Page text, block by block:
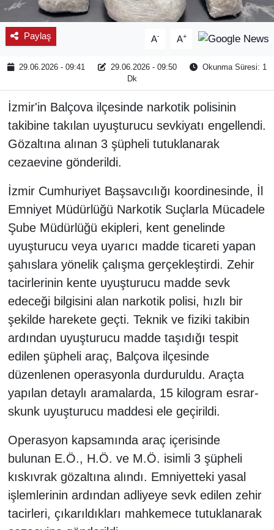
Paylaş A- A+
29.06.2026 - 09:41 29.06.2026 - 09:50
Okunma Süresi: 1
Dk
İzmir'in Balçova ilçesinde narkotik polisinin
takibine takılan uyuşturucu sevkiyatı engellendi.
Gözaltına alınan 3 şüpheli tutuklanarak
cezaevine gönderildi.
İzmir Cumhuriyet Başsavcılığı koordinesinde, İl
Emniyet Müdürlüğü Narkotik Suçlarla Mücadele
Şube Müdürlüğü ekipleri, kent genelinde
uyuşturucu veya uyarıcı madde ticareti yapan
şahıslara yönelik çalışma gerçekleştirdi. Zehir
tacirlerinin kente uyuşturucu madde sevk
edeceği bilgisini alan narkotik polisi, hızlı bir
şekilde harekete geçti. Teknik ve fiziki takibin
ardından uyuşturucu madde taşıdığı tespit
edilen şüpheli araç, Balçova ilçesinde
düzenlenen operasyonla durduruldu. Araçta
yapılan detaylı aramalarda, 15 kilogram esrar-
skunk uyuşturucu maddesi ele geçirildi.
Operasyon kapsamında araç içerisinde
bulunan E.Ö., H.Ö. ve M.Ö. isimli 3 şüpheli
kıskıvrak gözaltına alındı. Emniyetteki yasal
işlemlerinin ardından adliyeye sevk edilen zehir
tacirleri, çıkarıldıkları mahkemece tutuklanarak
KÜLTÜR SANAT
MAGAZİN